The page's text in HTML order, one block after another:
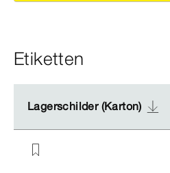
Etiketten
Lagerschilder (Karton)
Lagerschilder (Karton)